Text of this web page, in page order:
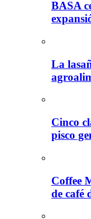
BASA
La
Cinco
pisco
Coffee
de café